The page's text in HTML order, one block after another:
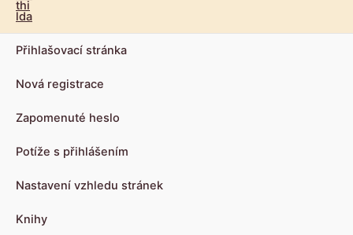
Přihlašovací stránka
Nová registrace
Zapomenuté heslo
Potíže s přihlášením
Nastavení vzhledu stránek
Knihy